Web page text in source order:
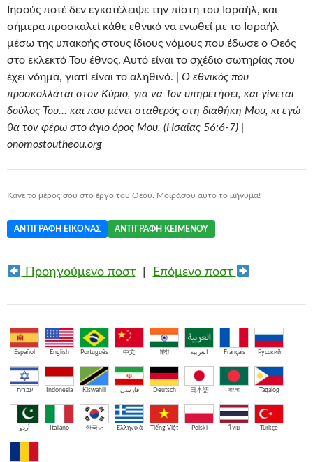
Ιησούς ποτέ δεν εγκατέλειψε την πίστη του Ισραήλ, και
σήμερα προσκαλεί κάθε εθνικό να ενωθεί με το Ισραήλ
μέσω της υπακοής στους ίδιους νόμους που έδωσε ο Θεός
στο εκλεκτό Του έθνος. Αυτό είναι το σχέδιο σωτηρίας που
έχει νόημα, γιατί είναι το αληθινό. | Ο εθνικός που
προσκολλάται στον Κύριο, για να Τον υπηρετήσει, και γίνεται
δούλος Του… και που μένει σταθερός στη διαθήκη Μου, κι εγώ
θα τον φέρω στο άγιο όρος Μου. (Ησαΐας 56:6-7) |
onomostoutheou.org
Κάνε το μέρος σου στο έργο του Θεού. Μοιράσου αυτό το μήνυμα!
ΑΝΤΙΓΡΑΦΉ ΕΙΚΌΝΑΣ ΑΝΤΙΓΡΑΦΉ ΚΕΙΜΈΝΟΥ
Προηγούμενο ποστ| Επόμενο ποστ
Español English Português 中文 हिंदी العربية Français Русский
עברית Indonesia Kiswahili فارسی Deutsch 日本語 বাংলা Tagalog
اُردو Italiano 한국어 Ελληνικά Tiếng Việt Polski ไทย Türkçe